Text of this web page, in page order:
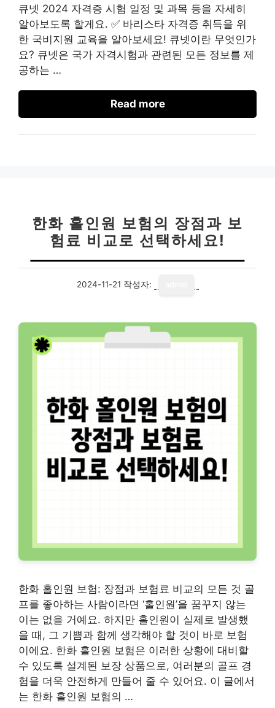
큐넷 2024 자격증 시험 일정 및 과목 등을 자세히
알아보도록 할게요. ✅ 바리스타 자격증 취득을 위
한 국비지원 교육을 알아보세요! 큐넷이란 무엇인가
요? 큐넷은 국가 자격시험과 관련된 모든 정보를 제
공하는 …
Read more
한화 홀인원 보험의 장점과 보
험료 비교로 선택하세요!
2024-11-21 작성자:
한화 홀인원 보험: 장점과 보험료 비교의 모든 것 골
프를 좋아하는 사람이라면 ‘홀인원’을 꿈꾸지 않는
이는 없을 거예요. 하지만 홀인원이 실제로 발생했
을 때, 그 기쁨과 함께 생각해야 할 것이 바로 보험
이에요. 한화 홀인원 보험은 이러한 상황에 대비할
수 있도록 설계된 보장 상품으로, 여러분의 골프 경
험을 더욱 안전하게 만들어 줄 수 있어요. 이 글에서
는 한화 홀인원 보험의 …